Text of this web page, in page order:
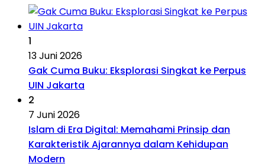
1
13 Juni 2026
Gak Cuma Buku: Eksplorasi Singkat ke Perpus
UIN Jakarta
2
7 Juni 2026
Islam di Era Digital: Memahami Prinsip dan
Karakteristik Ajarannya dalam Kehidupan
Modern